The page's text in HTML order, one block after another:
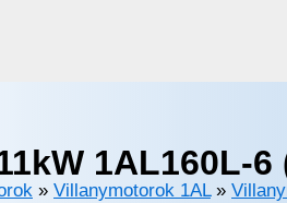
1AL160L-6
» Villanymotorok 1AL»